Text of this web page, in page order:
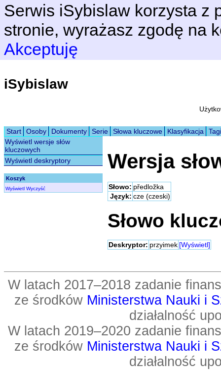
Serwis iSybislaw korzysta z
stronie, wyrażasz zgodę na
Akceptuję
iSybislaw
Start Osoby Dokumenty Serie Słowa kluczowe Klasyfikacja
Tagi
Wyświetl wersje słów
kluczowych
Wyświetl deskryptory
Koszyk
Wyświetl Wyczyść
Wersja
Słowo: předložka
Język: cze (czeski)
Słowo
Deskryptor: przyimek [Wyświetl]
W latach 2017–2018 zadanie
ze środków Ministerstwa Nauki i
działalność
W latach 2019–2020 zadanie
ze środków Ministerstwa Nauki i
działalność